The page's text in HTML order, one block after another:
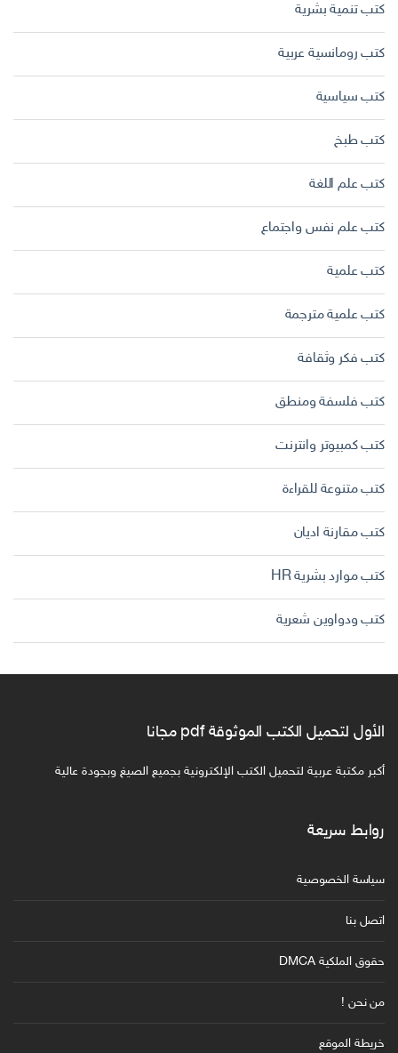
كتب تنمية بشرية
كتب رومانسية عربية
كتب سياسية
كتب طبخ
كتب علم اللغة
كتب علم نفس واجتماع
كتب علمية
كتب علمية مترجمة
كتب فكر وثقافة
كتب فلسفة ومنطق
كتب كمبيوتر وانترنت
كتب متنوعة للقراءة
كتب مقارنة اديان
كتب موارد بشرية HR
كتب ودواوين شعرية
الأول لتحميل الكتب الموثوقة pdf مجانا
أكبر مكتبة عربية لتحميل الكتب الإلكترونية بجميع الصيغ وبجودة عالية
روابط سريعة
سياسة الخصوصية
اتصل بنا
حقوق الملكية DMCA
من نحن !
خريطة الموقع